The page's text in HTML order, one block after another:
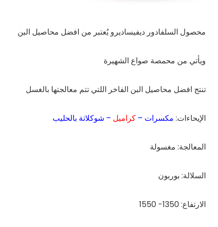
محصول السلفادور ديفيساديرو يُعتبر من افضل محاصيل البن
ويأتي من محمصة صواع الشهيرة
تنتج افضل محاصيل البن الفاخر اللتي تتم معالجتها بالغسل
الإيحاءات: مكسرات – كراميل – شوكلاتة بالحليب
المعالجة: مغسولة
السلالة: بوربون
الارتفاع: